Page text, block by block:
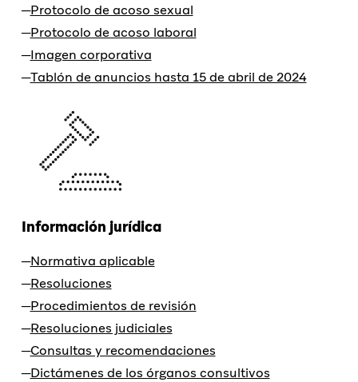
Protocolo de acoso sexual
Protocolo de acoso laboral
Imagen corporativa
Tablón de anuncios hasta 15 de abril de 2024
Información jurídica
Normativa aplicable
Resoluciones
Procedimientos de revisión
Resoluciones judiciales
Consultas y recomendaciones
Dictámenes de los órganos consultivos